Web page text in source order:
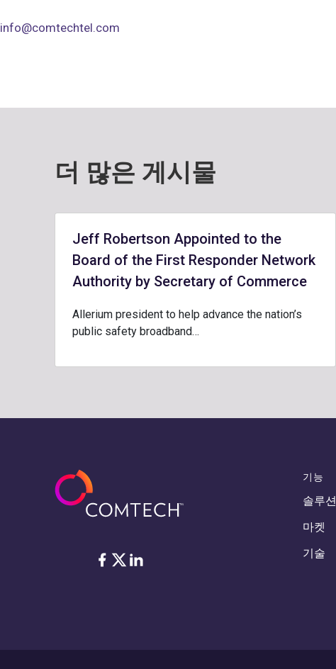
info@comtechtel.com
더 많은 게시물
Jeff Robertson Appointed to the
Board of the First Responder Network
Authority by Secretary of Commerce
Allerium president to help advance the nation’s
public safety broadband…
Facebook
Twitter
LinkedIn
기능
솔루션
마켓
기술